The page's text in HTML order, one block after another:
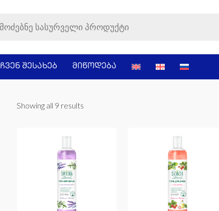
ჩვენ შესახებ მიწოდება
Showing all 9 results